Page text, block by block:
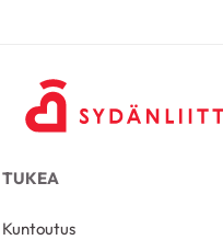
TUKEA
Kuntoutus